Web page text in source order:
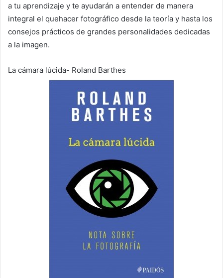
a tu aprendizaje y te ayudarán a entender de manera
integral el quehacer fotográfico desde la teoría y hasta los
consejos prácticos de grandes personalidades dedicadas
a la imagen.
La cámara lúcida- Roland Barthes